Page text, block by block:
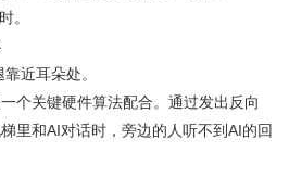
。
近耳朵处。
关键硬件算法配合。通过发出反向
里和AI对话时，旁边的人听不到AI的回